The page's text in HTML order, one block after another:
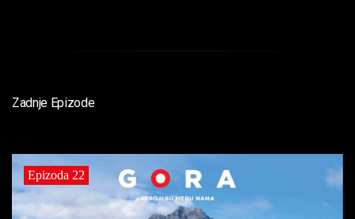
Zadnje Epizode
Epizoda 22